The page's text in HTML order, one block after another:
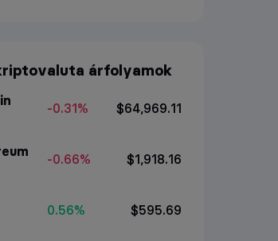
árfolyamok
-0.31% $64,969.11
-0.66% $1,918.16
0.56% $595.69